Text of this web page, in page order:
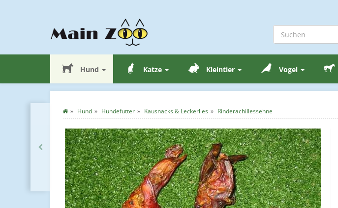
Hund Katze Kleintier Vogel
Hund Hundefutter Kausnacks & Leckerlies Rinderachillessehne